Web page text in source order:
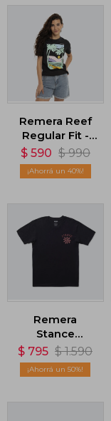
Remera Reef
Regular Fit -
Negro
$ 590 $ 990
40
Remera
Stance
Poppins - Azul
$ 795 $ 1.590
50